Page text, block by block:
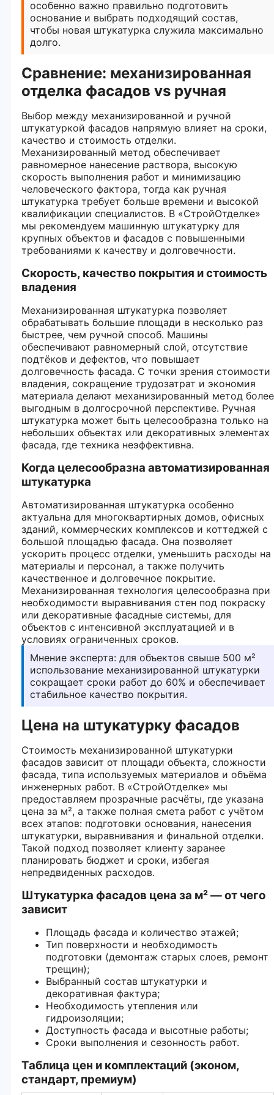
особенно важно правильно подготовить
основание и выбрать подходящий состав,
чтобы новая штукатурка служила максимально
долго.
Сравнение: механизированная
отделка фасадов vs ручная
Выбор между механизированной и ручной
штукатуркой фасадов напрямую влияет на сроки,
качество и стоимость отделки.
Механизированный метод обеспечивает
равномерное нанесение раствора, высокую
скорость выполнения работ и минимизацию
человеческого фактора, тогда как ручная
штукатурка требует больше времени и высокой
квалификации специалистов. В «СтройОтделке»
мы рекомендуем машинную штукатурку для
крупных объектов и фасадов с повышенными
требованиями к качеству и долговечности.
Скорость, качество покрытия и стоимость
владения
Механизированная штукатурка позволяет
обрабатывать большие площади в несколько раз
быстрее, чем ручной способ. Машины
обеспечивают равномерный слой, отсутствие
подтёков и дефектов, что повышает
долговечность фасада. С точки зрения стоимости
владения, сокращение трудозатрат и экономия
материала делают механизированный метод более
выгодным в долгосрочной перспективе. Ручная
штукатурка может быть целесообразна только на
небольших объектах или декоративных элементах
фасада, где техника неэффективна.
Когда целесообразна автоматизированная
штукатурка
Автоматизированная штукатурка особенно
актуальна для многоквартирных домов, офисных
зданий, коммерческих комплексов и коттеджей с
большой площадью фасада. Она позволяет
ускорить процесс отделки, уменьшить расходы на
материалы и персонал, а также получить
качественное и долговечное покрытие.
Механизированная технология целесообразна при
необходимости выравнивания стен под покраску
или декоративные фасадные системы, для
объектов с интенсивной эксплуатацией и в
условиях ограниченных сроков.
Мнение эксперта: для объектов свыше 500 м²
использование механизированной штукатурки
сокращает сроки работ до 60% и обеспечивает
стабильное качество покрытия.
Цена на штукатурку фасадов
Стоимость механизированной штукатурки
фасадов зависит от площади объекта, сложности
фасада, типа используемых материалов и объёма
инженерных работ. В «СтройОтделке» мы
предоставляем прозрачные расчёты, где указана
цена за м², а также полная смета работ с учётом
всех этапов: подготовки основания, нанесения
штукатурки, выравнивания и финальной отделки.
Такой подход позволяет клиенту заранее
планировать бюджет и сроки, избегая
непредвиденных расходов.
Штукатурка фасадов цена за м² — от чего
зависит
Площадь фасада и количество этажей;
Тип поверхности и необходимость
подготовки (демонтаж старых слоев, ремонт
трещин);
Выбранный состав штукатурки и
декоративная фактура;
Необходимость утепления или
гидроизоляции;
Доступность фасада и высотные работы;
Сроки выполнения и сезонность работ.
Таблица цен и комплектаций (эконом,
стандарт, премиум)